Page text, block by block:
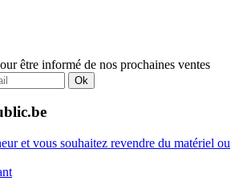
être informé de nos prochaines ventes
Ok